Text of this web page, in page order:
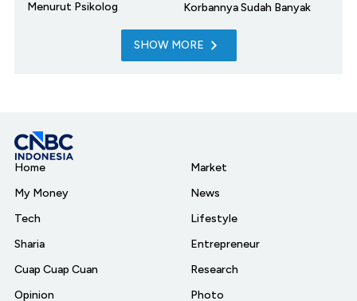
Menurut Psikolog
Korbannya Sudah Banyak
SHOW MORE
Home
My Money
Tech
Sharia
Cuap Cuap Cuan
Opinion
Market
News
Lifestyle
Entrepreneur
Research
Photo